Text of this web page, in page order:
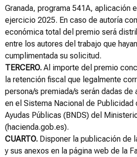
Granada, programa 541A, aplicación
ejercicio 2025. En caso de autoría
económica total del premio será
entre los autores del trabajo que
cumplimentada su solicitud.
TERCERO. Al importe del premio
la retención fiscal que legalmente
persona/s premiada/s serán dadas
en el Sistema Nacional de Publicidad
Ayudas Públicas (BNDS) del
(hacienda.gob.es).
CUARTO. Disponer la publicación de
y sus anexos en la página web de la